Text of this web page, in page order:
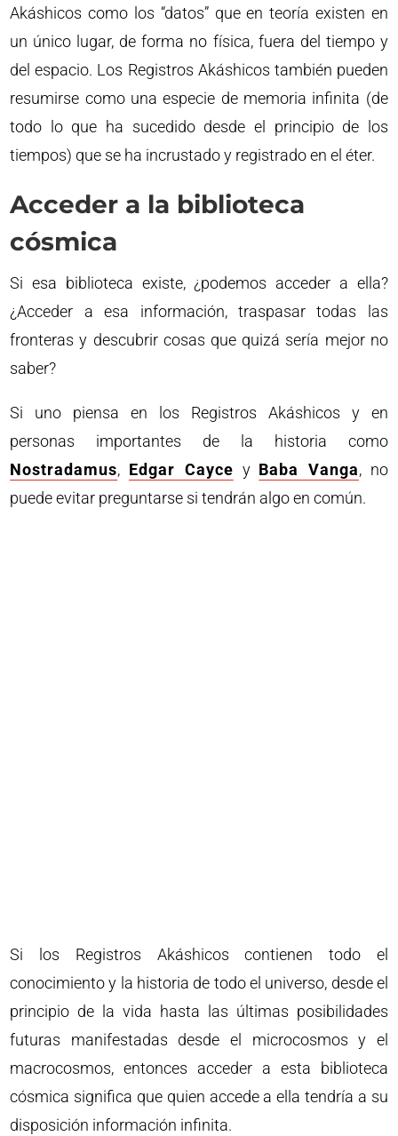
Akáshicos como los “datos” que en teoría existen en
un único lugar, de forma no física, fuera del tiempo y
del espacio. Los Registros Akáshicos también pueden
resumirse como una especie de memoria infinita (de
todo lo que ha sucedido desde el principio de los
tiempos) que se ha incrustado y registrado en el éter.
Acceder a la biblioteca
cósmica
Si esa biblioteca existe, ¿podemos acceder a ella?
¿Acceder a esa información, traspasar todas las
fronteras y descubrir cosas que quizá sería mejor no
saber?
Si uno piensa en los Registros Akáshicos y en
personas importantes de la historia como
Nostradamus, Edgar Cayce y Baba Vanga, no
puede evitar preguntarse si tendrán algo en común.
Si los Registros Akáshicos contienen todo el
conocimiento y la historia de todo el universo, desde el
principio de la vida hasta las últimas posibilidades
futuras manifestadas desde el microcosmos y el
macrocosmos, entonces acceder a esta biblioteca
cósmica significa que quien accede a ella tendría a su
disposición información infinita.